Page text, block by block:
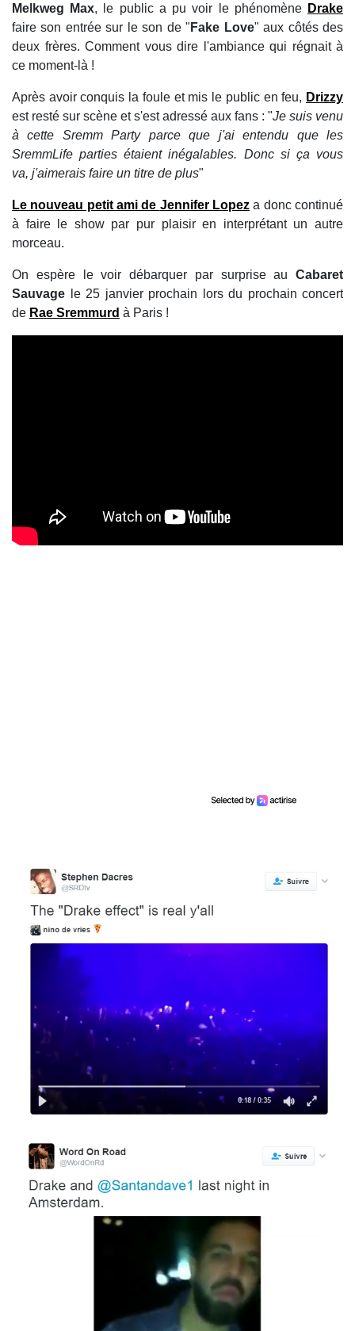
Melkweg Max, le public a pu voir le phénomène Drake
faire son entrée sur le son de " Fake Love" aux côtés des
deux frères. Comment vous dire l'ambiance qui régnait à
ce moment-là !
Après avoir conquis la foule et mis le public en feu, Drizzy
est resté sur scène et s'est adressé aux fans : "Je suis venu
à cette Sremm Party parce que j'ai entendu que les
SremmLife parties étaient inégalables. Donc si ça vous
va, j'aimerais faire un titre de plus"
Le nouveau petit ami de Jennifer Lopez a donc continué
à faire le show par pur plaisir en interprétant un autre
morceau.
On espère le voir débarquer par surprise au Cabaret
Sauvage le 25 janvier prochain lors du prochain concert
de Rae Sremmurd à Paris !